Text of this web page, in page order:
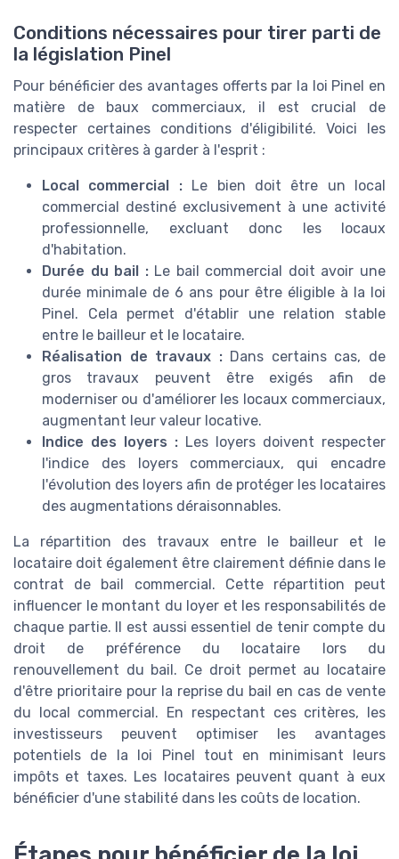
Conditions nécessaires pour tirer parti de
la législation Pinel
Pour bénéficier des avantages offerts par la loi Pinel en
matière de baux commerciaux, il est crucial de
respecter certaines conditions d'éligibilité. Voici les
principaux critères à garder à l'esprit :
Local commercial :Le bien doit être un local
commercial destiné exclusivement à une activité
professionnelle, excluant donc les locaux
d'habitation.
Durée du bail :Le bail commercial doit avoir une
durée minimale de 6 ans pour être éligible à la loi
Pinel. Cela permet d'établir une relation stable
entre le bailleur et le locataire.
Réalisation de travaux :Dans certains cas, de
gros travaux peuvent être exigés afin de
moderniser ou d'améliorer les locaux commerciaux,
augmentant leur valeur locative.
Indice des loyers : Les loyers doivent respecter
l'indice des loyers commerciaux, qui encadre
l'évolution des loyers afin de protéger les locataires
des augmentations déraisonnables.
La répartition des travaux entre le bailleur et le
locataire doit également être clairement définie dans le
contrat de bail commercial. Cette répartition peut
influencer le montant du loyer et les responsabilités de
chaque partie. Il est aussi essentiel de tenir compte du
droit de préférence du locataire lors du
renouvellement du bail. Ce droit permet au locataire
d'être prioritaire pour la reprise du bail en cas de vente
du local commercial. En respectant ces critères, les
investisseurs peuvent optimiser les avantages
potentiels de la loi Pinel tout en minimisant leurs
impôts et taxes. Les locataires peuvent quant à eux
bénéficier d'une stabilité dans les coûts de location.